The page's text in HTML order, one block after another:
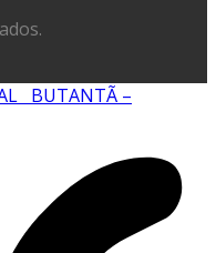
BUTANTÃ –